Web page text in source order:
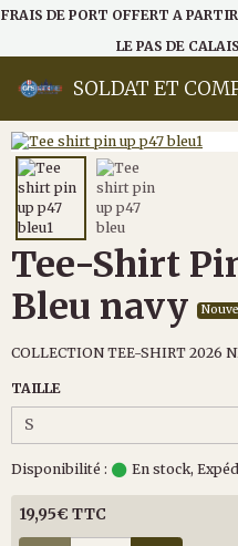
FRAIS DE PORT OFFERT A
LE PAS DE
SOLDAT ET
Tee-Shirt
Bleu navy
COLLECTION TEE-SHIRT 2026
TAILLE
Disponibilité : En stock,
19,95€ TTC